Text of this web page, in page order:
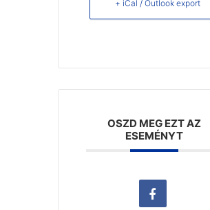
+ iCal / Outlook export
OSZD MEG EZT AZ
ESEMÉNYT